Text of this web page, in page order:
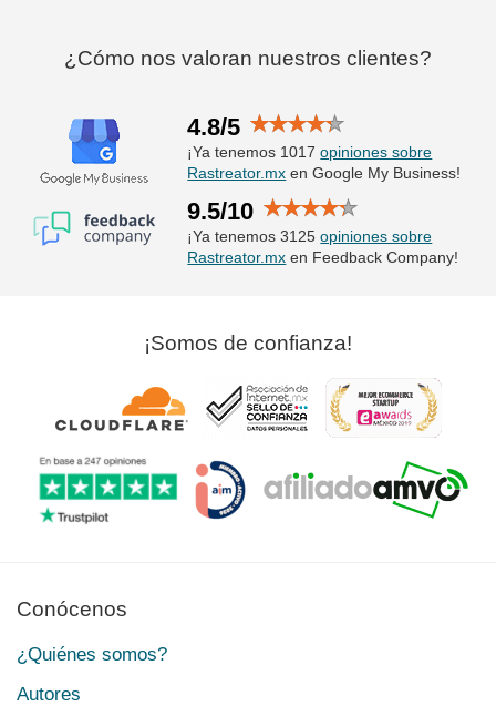
¿Cómo nos valoran nuestros clientes?
4.8/5
¡Ya tenemos 1017opiniones sobre
Rastreator.mx en Google My Business!
9.5/10
¡Ya tenemos 3125opiniones sobre
Rastreator.mx en Feedback Company!
¡Somos de confianza!
Conócenos
¿Quiénes somos?
Autores